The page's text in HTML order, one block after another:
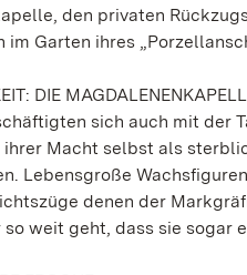
den privaten
im Garten ihres
DIE
sich auch mit der
Macht selbst als
Lebensgroße
denen der
weit geht, dass sie sogar